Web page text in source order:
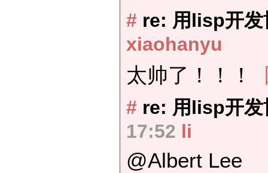
# re: 用lisp开
xiaohanyu
太帅了！！！
# re: 用lisp开
17:52 li
@Albert Lee